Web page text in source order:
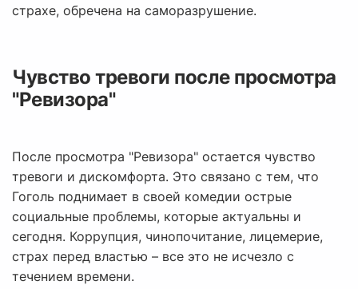
страхе, обречена на саморазрушение.
Чувство тревоги после просмотра
"Ревизора"
После просмотра "Ревизора" остается чувство
тревоги и дискомфорта. Это связано с тем, что
Гоголь поднимает в своей комедии острые
социальные проблемы, которые актуальны и
сегодня. Коррупция, чинопочитание, лицемерие,
страх перед властью – все это не исчезло с
течением времени.